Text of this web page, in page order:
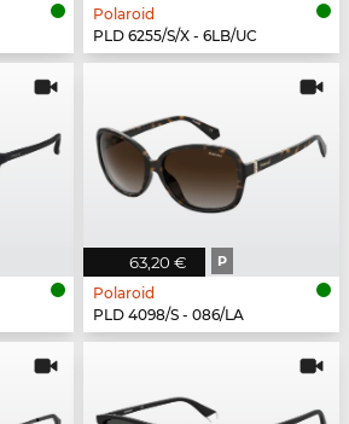
Polaroid
PLD 6255/S/X - 6LB/UC
63,20 € P
Polaroid
PLD 4098/S - 086/LA